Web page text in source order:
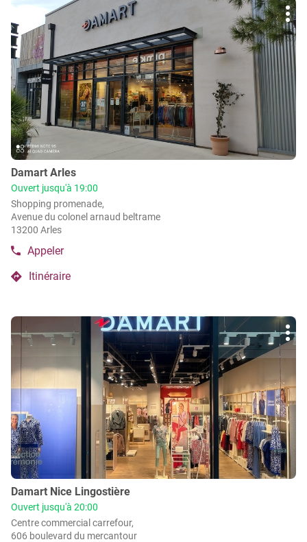
de
vente
Damart
Cannes
vente
Damart
Cannes
Appuyer
la
touche
ENTRÉE
pour
obtenir
de
plus
amples
informations
Point
de
vente
:
Damart Arles
Ouvert jusqu'à 19:00
Shopping promenade,
Avenue du colonel arnaud beltrame
13200 Arles
Appeler
Afficher
le
numéro
du
point
de
Damart
Arles
Itinéraire
jusqu'au
vente
Damart
Appuyer
sur
touche
ENTRÉE
obtenir
de
plus
amples
informations
Point
de
vente
:
Damart Nice Lingostière
Ouvert jusqu'à 20:00
Centre commercial carrefour,
606 boulevard du mercantour